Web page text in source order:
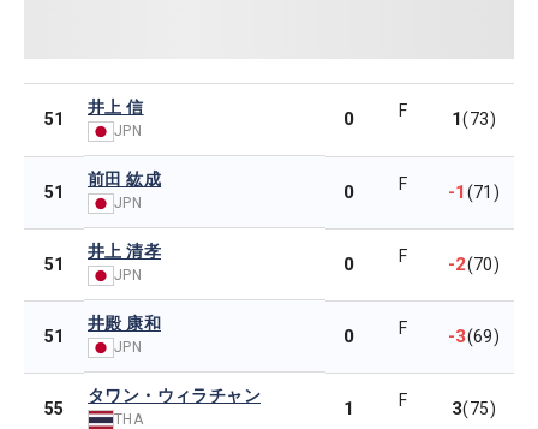
51
井上 信
JPN
0 F 1(73)
51
前田 紘成
JPN 0 F -1(71)
51
井上 清孝
JPN 0 F -2(70)
51
井殿 康和
JPN 0 F -3(69)
55
タワン・ウィラチャン
THA 1 F 3(75)